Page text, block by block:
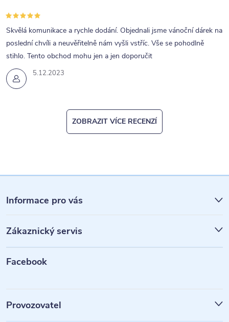
p
i
s
u
5.12.2023
Skvělá komunikace a rychle dodání. Objednali jsme vánoční dárek na
poslední chvíli a neuvěřitelně nám vyšli vstříc. Vše se pohodlně
stihlo. Tento obchod mohu jen a jen doporučit
ZOBRAZIT VÍCE RECENZÍ
á
p
a
Informace pro vás
Zákaznický servis
Facebook
Provozovatel